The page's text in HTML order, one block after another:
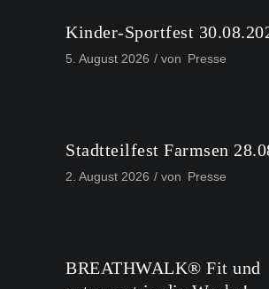
Kinder-Sportfest
5. August 2026 von Presse
Stadtteilfest Farmsen
2. August 2026 von Presse
BREATHWALK® Fit und